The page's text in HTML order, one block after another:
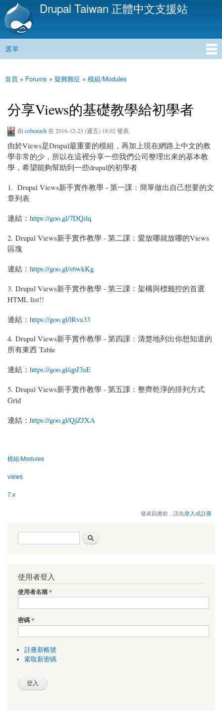
移
內
Drupal Taiwan 正體中文支援站
主選單
選單
您在這裡
首頁 » Forums » 疑難雜症 » 模組/Modules
分享Views的基礎教學給初學者
由 cobenash在 2016-12-23 (週五) 18:02 發表
由於Views是Drupal最重要的模組，再加上現在網路上中文的教
學非常的少，所以在這裡分享一些我們公司整理出來的基本教
學，希望能夠幫助到一些drupal的初學者
1. Drupal Views新手實作教學 - 第一課：簡單做出自己想要的文
章列表
連結： https://goo.gl/7DQilq
2. Drupal Views新手實作教學 - 第二課：愛放哪就放哪的Views
區塊
連結： https://goo.gl/s6wkKg
3. Drupal Views新手實作教學 - 第三課：架構與標籤控的首選
HTML list!!
連結： https://goo.gl/lRva33
4. Drupal Views新手實作教學 - 第四課：清楚地列出你想知道的
所有東西 Table
連結： https://goo.gl/qpJ3aE
5. Drupal Views新手實作教學 - 第五課：整齊乾淨的排列方式
Grid
連結： https://goo.gl/QjZJXA
模組/Modules
views
7.x
發表回應前，請先登入或註冊
搜尋表單
使用者登入
使用者名稱*
密碼*
註冊新帳號
索取新密碼